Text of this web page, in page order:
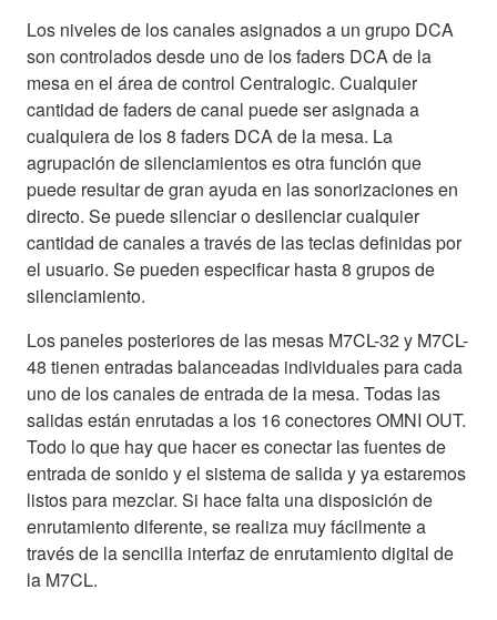
Los niveles de los canales asignados a un grupo DCA
son controlados desde uno de los faders DCA de la
mesa en el área de control Centralogic. Cualquier
cantidad de faders de canal puede ser asignada a
cualquiera de los 8 faders DCA de la mesa. La
agrupación de silenciamientos es otra función que
puede resultar de gran ayuda en las sonorizaciones en
directo. Se puede silenciar o desilenciar cualquier
cantidad de canales a través de las teclas definidas por
el usuario. Se pueden especificar hasta 8 grupos de
silenciamiento.
Los paneles posteriores de las mesas M7CL-32 y M7CL-
48 tienen entradas balanceadas individuales para cada
uno de los canales de entrada de la mesa. Todas las
salidas están enrutadas a los 16 conectores OMNI OUT.
Todo lo que hay que hacer es conectar las fuentes de
entrada de sonido y el sistema de salida y ya estaremos
listos para mezclar. Si hace falta una disposición de
enrutamiento diferente, se realiza muy fácilmente a
través de la sencilla interfaz de enrutamiento digital de
la M7CL.